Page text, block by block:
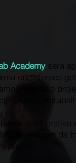
Academy será
que oferece
desde o
(Modelagem da
projeto.